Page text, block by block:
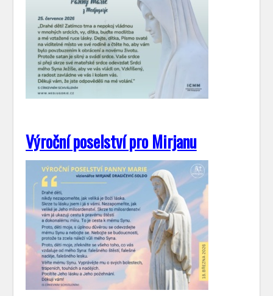
Výroční poselství pro Mirjanu